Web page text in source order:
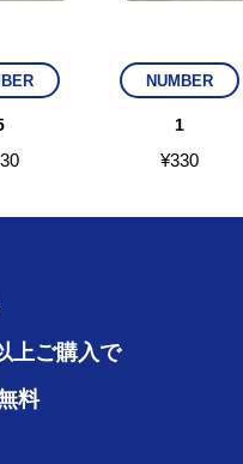
NUMBER
1
¥330
上ご購入で
料